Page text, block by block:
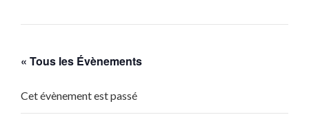
« Tous les Évènements
Cet évènement est passé